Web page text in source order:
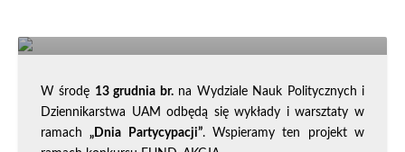
W środę 13 grudnia br.na Wydziale Nauk Politycznych i
Dziennikarstwa UAM odbędą się wykłady i warsztaty w
ramach„Dnia Partycypacji”. Wspieramy ten projekt w